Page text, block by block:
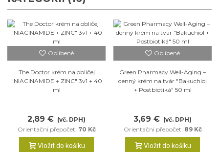
Oblíbené
The Doctor krém na obličej
"NIACINAMIDE + ZINC" 3v1 + 40
ml
2,89 € (vč. DPH)
Orientační přepočet: 70 Kč
Vložit do košíku
Oblíbené
Green Pharmacy Well-Aging –
denný krém na tvár "Bakuchiol
+ Postbiotiká" 50 ml
3,69 € (vč. DPH)
Orientační přepočet: 89 Kč
Vložit do košíku